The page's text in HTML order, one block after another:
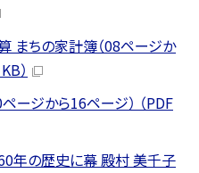
まちの家計簿（08ページか
）
ージから16ページ） （PDF
年の歴史に幕 殿村 美千子